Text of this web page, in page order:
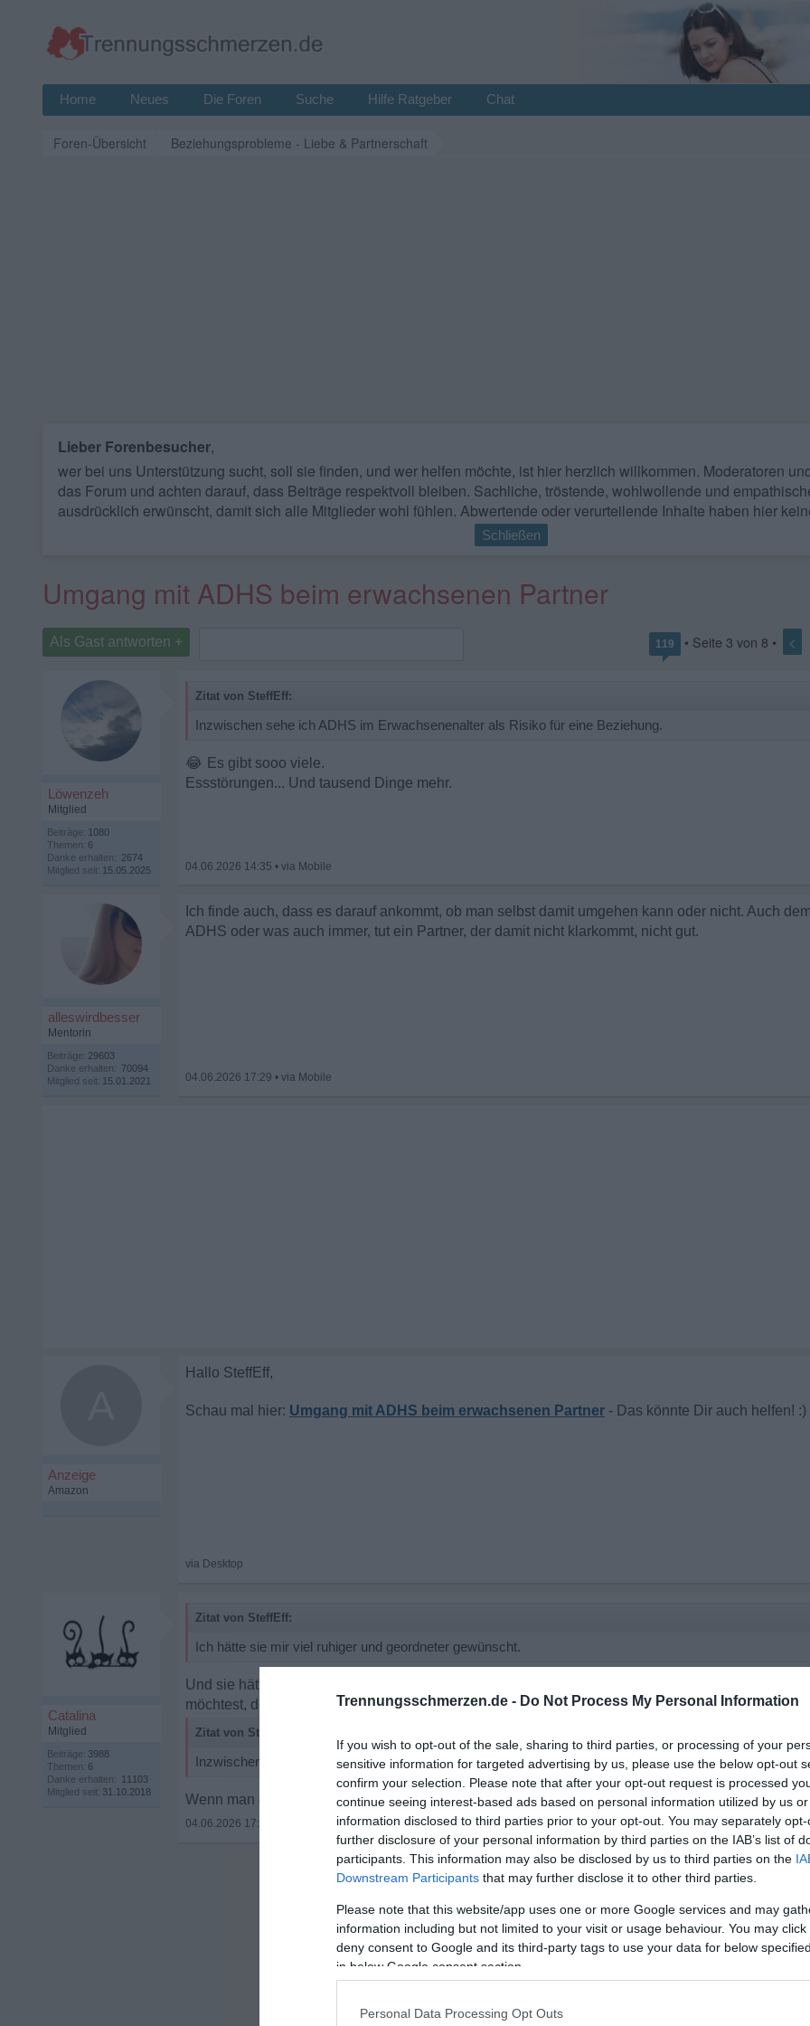
Trennungsschmerzen.de - Do Not Process My Personal Information
If you wish to opt-out of the sale, sharing to third parties, or processing of your
sensitive information for targeted advertising by us, please use the below opt-out
confirm your selection. Please note that after your opt-out request is processed
continue seeing interest-based ads based on personal information utilized by us
information disclosed to third parties prior to your opt-out. You may separately
further disclosure of your personal information by third parties on the IAB’s list of
participants. This information may also be disclosed by us to third parties on the
Downstream Participants that may further disclose it to other third parties.
Please note that this website/app uses one or more Google services and may
information including but not limited to your visit or usage behaviour. You may
deny consent to Google and its third-party tags to use your data for below
in below Google consent section.
Personal Data Processing Opt Outs
Home Neues Die Foren Suche Hilfe Ratgeber Chat
Foren-Übersicht Beziehungsprobleme - Liebe & Partnerschaft
Lieber Forenbesucher,
wer bei uns Unterstützung sucht, soll sie finden, und wer helfen möchte, ist hier herzlich willkommen. Moderatoren
das Forum und achten darauf, dass Beiträge respektvoll bleiben. Sachliche, tröstende, wohlwollende und
ausdrücklich erwünscht, damit sich alle Mitglieder wohl fühlen. Abwertende oder verurteilende Inhalte haben hier
Schließen
Umgang mit ADHS beim erwachsenen Partner
Als Gast antworten + 119 • Seite 3 von 8 • <
Löwenzeh
Mitglied
Beiträge: 1080
Themen: 6
Danke erhalten: 2674
Mitglied seit: 15.05.2025
Zitat von SteffEff:
Inzwischen sehe ich ADHS im Erwachsenenalter als Risiko für eine Beziehung.
😂 Es gibt sooo viele.
Essstörungen... Und tausend Dinge mehr.
04.06.2026 14:35 •
alleswirdbesser
Mentorin
Beiträge: 29603
Danke erhalten: 70094
Mitglied seit: 15.01.2021
Ich finde auch, dass es darauf ankommt, ob man selbst damit umgehen kann oder nicht. Auch
ADHS oder was auch immer, tut ein Partner, der damit nicht klarkommt, nicht gut.
04.06.2026 17:29 •
Umgang mit ADHS beim erwachsenen Partner
Catalina
Mitglied
Beiträge: 3988
Themen: 6
Danke erhalten: 11103
Mitglied seit: 31.10.2018
Zitat von SteffEff:
Ich hätte sie mir viel ruhiger und geordneter gewünscht.
Und sie hätte sich sicher gewünscht, dass du besser mit ihren Eigenarten umgehen kannst.
möchtest, der ruhig und sortiert ist, ist eine ADHSlerin definitiv die falsche Wahl. Dafür kann sie
Zitat von SteffEff:
Inzwischen sehe ich ADHS im Erwachsenenalter als Risiko für eine Beziehung.
Wenn man den passenden Partner hat, eher nicht. Du solltest da nicht von dir auf andere
04.06.2026 17:36